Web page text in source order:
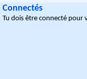
Connectés
Tu dois être connecté pour